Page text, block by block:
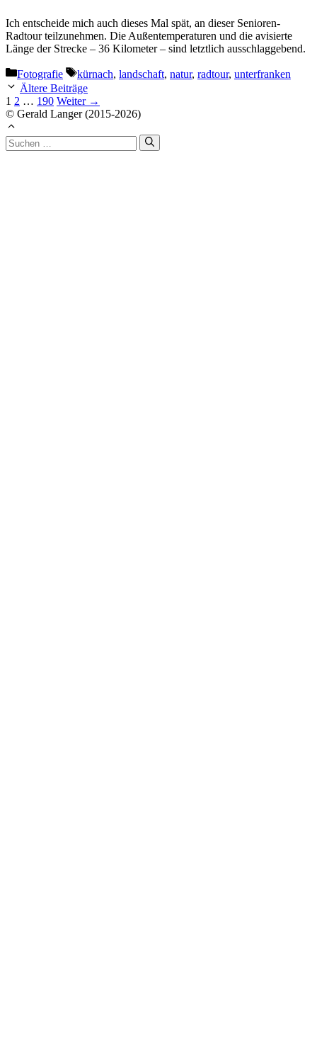
Ich entscheide mich auch dieses Mal spät, an dieser Senioren-
Radtour teilzunehmen. Die Außentemperaturen und die avisierte
Länge der Strecke – 36 Kilometer – sind letztlich ausschlaggebend.
Kategorien
Fotografie Schlagwörter
kürnach, landschaft, natur, radtour, unterfranken
Ältere Beiträge
Seite
1 Seite
2 … Seite
190 Weiter →
© Gerald Langer (2015-2026)
Suchen
nach: